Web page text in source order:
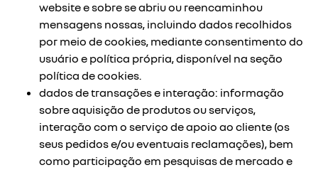
website e sobre se abriu ou reencaminhou
mensagens nossas, incluindo dados recolhidos
por meio de cookies, mediante consentimento do
usuário e política própria, disponível na seção
política de cookies.
dados de transações e interação: informação
sobre aquisição de produtos ou serviços,
interação com o serviço de apoio ao cliente (os
seus pedidos e/ou eventuais reclamações), bem
como participação em pesquisas de mercado e